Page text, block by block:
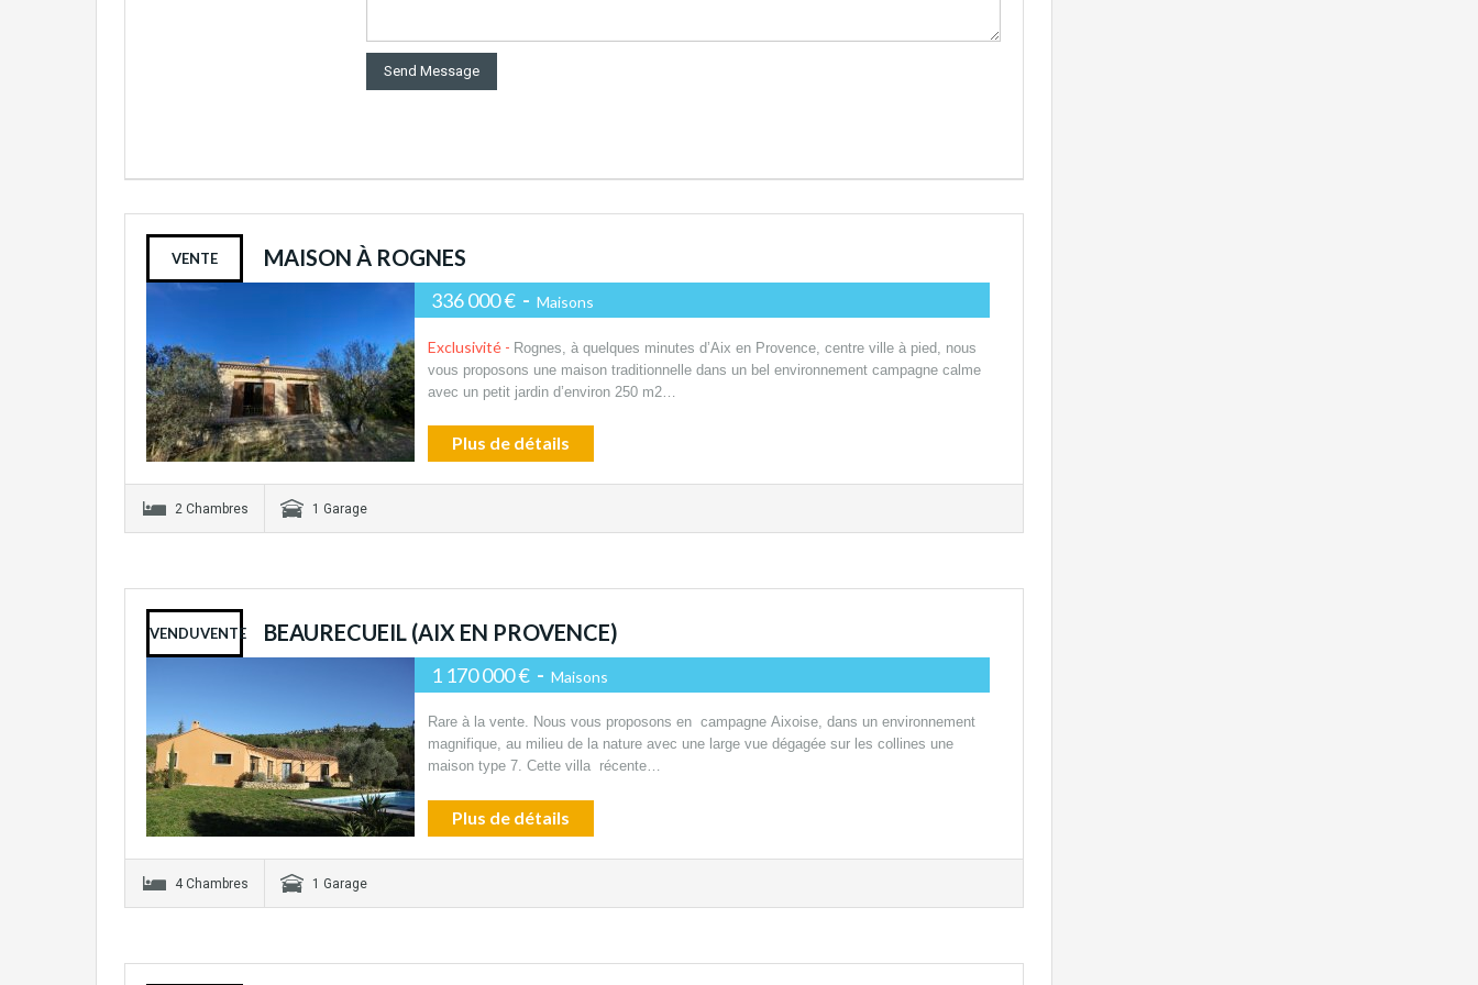
VENTE MAISON À ROGNES
336 000 € - Maisons
Exclusivité - Rognes, à quelques minutes d’Aix en Provence, centre ville à pied, nous
vous proposons une maison traditionnelle dans un bel environnement campagne calme
avec un petit jardin d’environ 250 m2…
Plus de détails
2 Chambres 1 Garage
VENDUVENTE BEAURECUEIL (AIX EN PROVENCE)
1 170 000 € - Maisons
Rare à la vente. Nous vous proposons en campagne Aixoise, dans un environnement
magnifique, au milieu de la nature avec une large vue dégagée sur les collines une
maison type 7. Cette villa récente…
Plus de détails
4 Chambres 1 Garage